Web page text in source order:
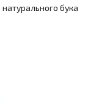
бука
+ 1